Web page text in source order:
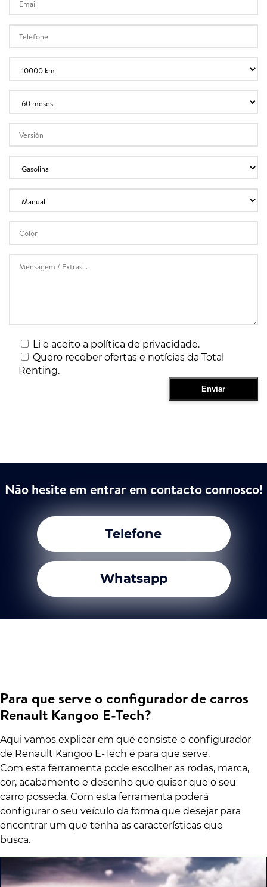
Li e aceito a política de privacidade.
Quero receber ofertas e notícias da Total
Renting.
Não hesite em entrar em contacto connosco!
Telefone
Whatsapp
Para que serve o configurador de carros
Renault Kangoo E-Tech?
Aqui vamos explicar em que consiste o configurador
de Renault Kangoo E-Tech e para que serve.
Com esta ferramenta pode escolher as rodas, marca,
cor, acabamento e desenho que quiser que o seu
carro posseda. Com esta ferramenta poderá
configurar o seu veículo da forma que desejar para
encontrar um que tenha as características que
busca.